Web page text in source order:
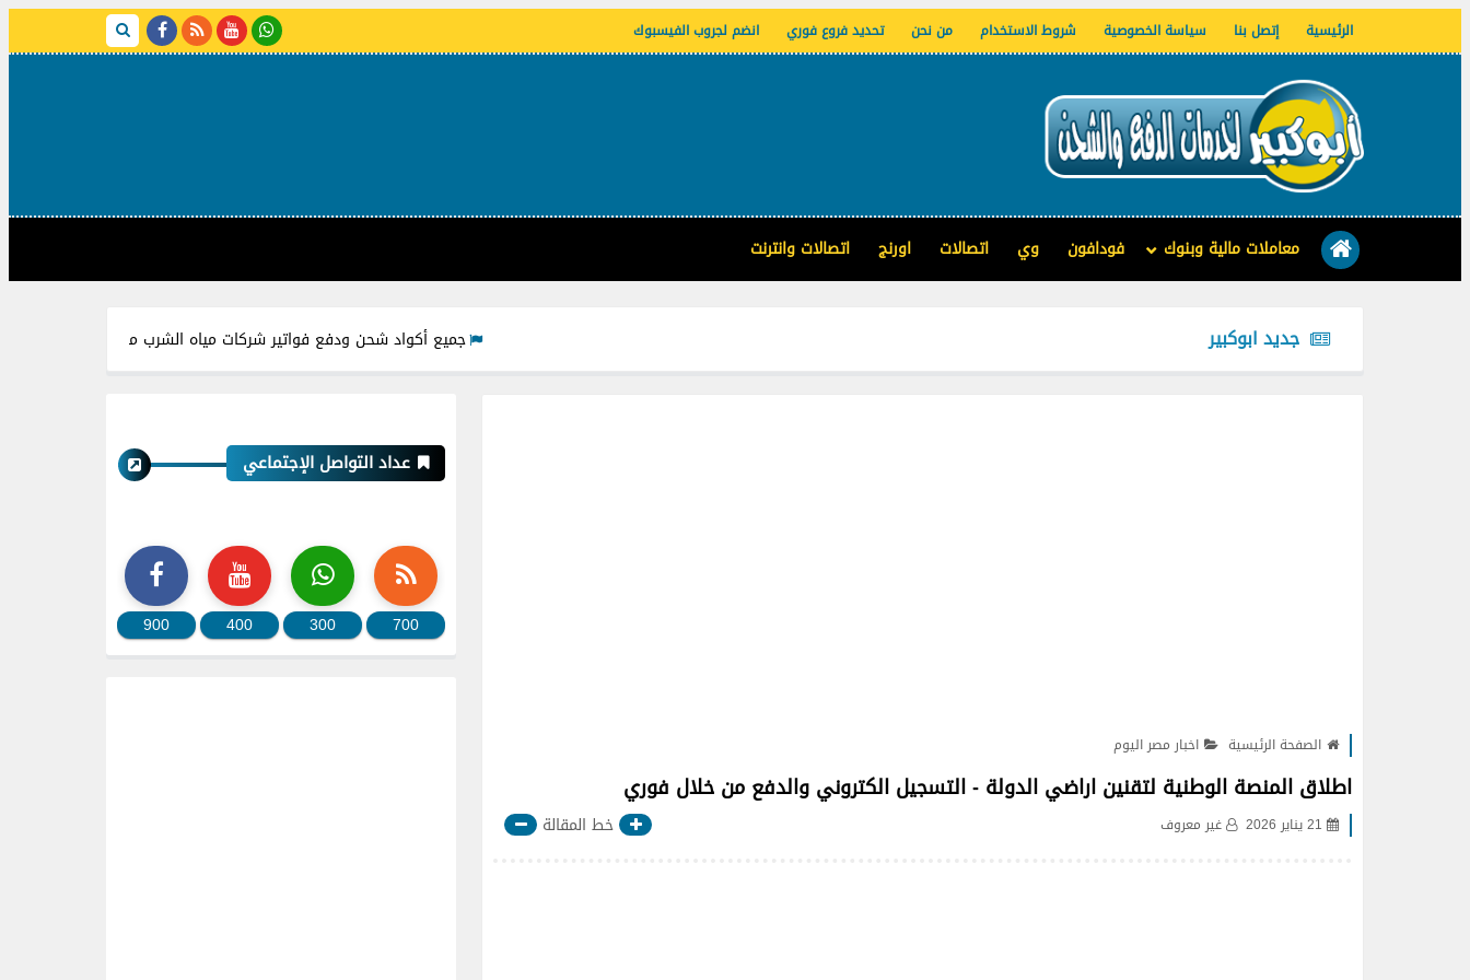
الرئيسية إتصل بنا سياسة الخصوصية شروط الاستخدام من نحن تحديد فروع فوري انضم لجروب الفيسبوك
معاملات مالية وبنوك فودافون وي اتصالات اورنج اتصالات وانترنت
جديد ابوكبير جميع أكواد شحن ودفع فواتير شركات مياه الشرب من خلال فوري
الصفحة الرئيسية اخبار مصر اليوم
اطلاق المنصة الوطنية لتقنين اراضي الدولة - التسجيل الكتروني والدفع من خلال فوري
21 يناير 2026 غير معروف خط المقالة
عداد التواصل الإجتماعي
700
300
400
900